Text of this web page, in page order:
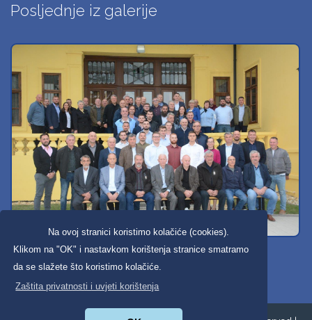
Na ovoj stranici koristimo kolačiće (cookies).
Klikom na "OK" i nastavkom korištenja stranice smatramo
da se slažete što koristimo kolačiće.
Zaštita privatnosti i uvjeti korištenja
Posljednje iz galerije
Svi dobravski košarkaši